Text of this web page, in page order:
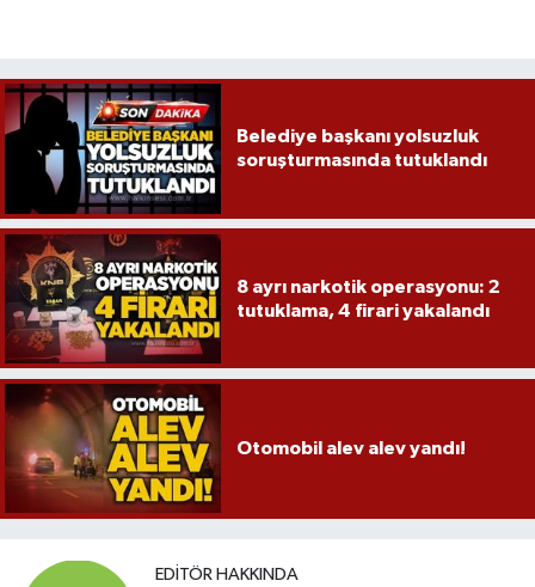
Belediye başkanı yolsuzluk
soruşturmasında tutuklandı
8 ayrı narkotik operasyonu: 2
tutuklama, 4 firari yakalandı
Otomobil alev alev yandı!
EDITÖR HAKKINDA